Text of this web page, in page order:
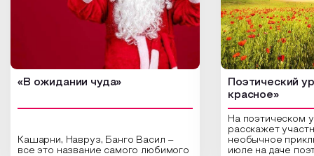
«В ожидании чуда»
Кашарни, Навруз, Банго Васил –
все это название самого любимого
Поэтический
красное»
На поэтическом
расскажет
необычное
июле на даче